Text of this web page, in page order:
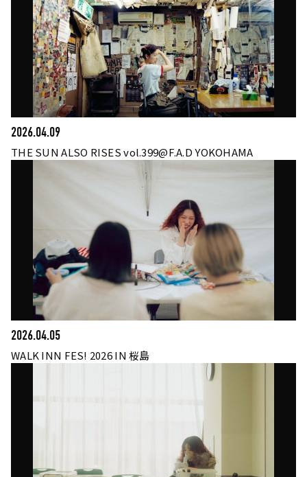
2026.04.09
THE SUN ALSO RISES vol.399@F.A.D YOKOHAMA
2026.04.05
WALK INN FES! 2026 IN 桜島